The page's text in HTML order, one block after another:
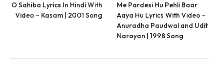
O Sahiba Lyrics In Hindi With
Video – Kasam | 2001 Song
Me Pardesi Hu Pehli Baar
Aaya Hu Lyrics With Video –
Anuradha Paudwal and Udit
Narayan | 1998 Song